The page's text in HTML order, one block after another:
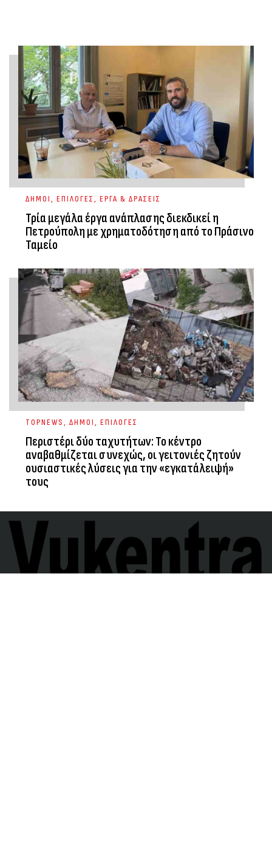
ΔΗΜΟΙ, ΕΠΙΛΟΓΕΣ, ΕΡΓΑ & ΔΡΑΣΕΙΣ
Τρία μεγάλα έργα ανάπλασης διεκδικεί η
Πετρούπολη με χρηματοδότηση από το Πράσινο
Ταμείο
TOPNEWS, ΔΗΜΟΙ, ΕΠΙΛΟΓΕΣ
Περιστέρι δύο ταχυτήτων: Το κέντρο
αναβαθμίζεται συνεχώς, οι γειτονιές ζητούν
ουσιαστικές λύσεις για την «εγκατάλειψή»
τους